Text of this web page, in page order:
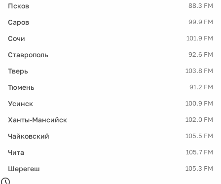
Псков 88.3 FM
Саров 99.9 FM
Сочи 101.9 FM
Ставрополь 92.6 FM
Тверь 103.8 FM
Тюмень 91.2 FM
Усинск 100.9 FM
Ханты-Мансийск 102.0 FM
Чайковский 105.5 FM
Чита 105.7 FM
Шерегеш 105.3 FM